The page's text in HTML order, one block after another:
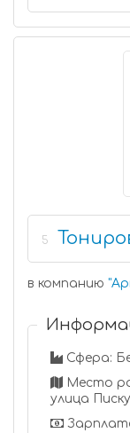
5
в компанию "
Сфера:
Место
улица